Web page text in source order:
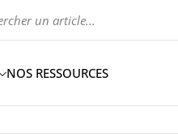
NOS RESSOURCES